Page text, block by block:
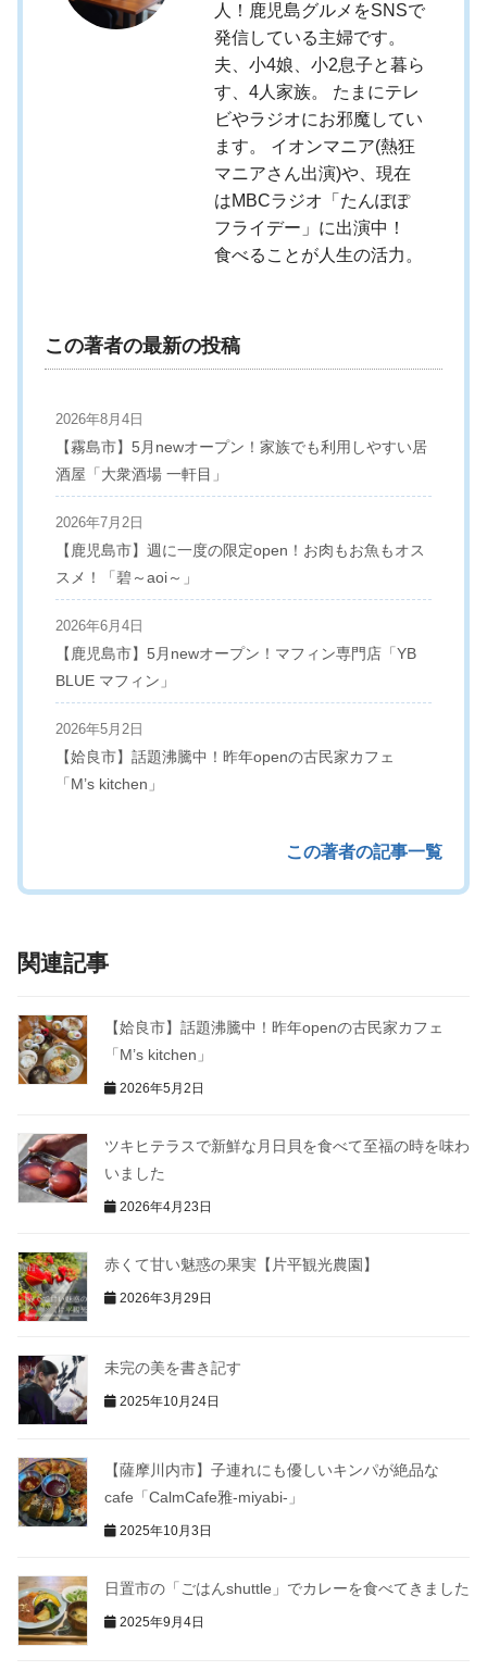
人！鹿児島グルメをSNSで
発信している主婦です。
夫、小4娘、小2息子と暮ら
す、4人家族。 たまにテレ
ビやラジオにお邪魔してい
ます。 イオンマニア(熱狂
マニアさん出演)や、現在
はMBCラジオ「たんぽぽ
フライデー」に出演中！
食べることが人生の活力。
この著者の最新の投稿
2026年8月4日
【霧島市】5月newオープン！家族でも利用しやすい居
酒屋「大衆酒場 一軒目」
2026年7月2日
【鹿児島市】週に一度の限定open！お肉もお魚もオス
スメ！「碧～aoi～」
2026年6月4日
【鹿児島市】5月newオープン！マフィン専門店「YB
BLUE マフィン」
2026年5月2日
【姶良市】話題沸騰中！昨年openの古民家カフェ
「М’s kitchen」
この著者の記事一覧
関連記事
【姶良市】話題沸騰中！昨年openの古民家カフェ
「М’s kitchen」
2026年5月2日
ツキヒテラスで新鮮な月日貝を食べて至福の時を味わ
いました
2026年4月23日
赤くて甘い魅惑の果実【片平観光農園】
2026年3月29日
未完の美を書き記す
2025年10月24日
【薩摩川内市】子連れにも優しいキンパが絶品な
cafe「CalmCafe雅-miyabi-」
2025年10月3日
日置市の「ごはんshuttle」でカレーを食べてきました
2025年9月4日